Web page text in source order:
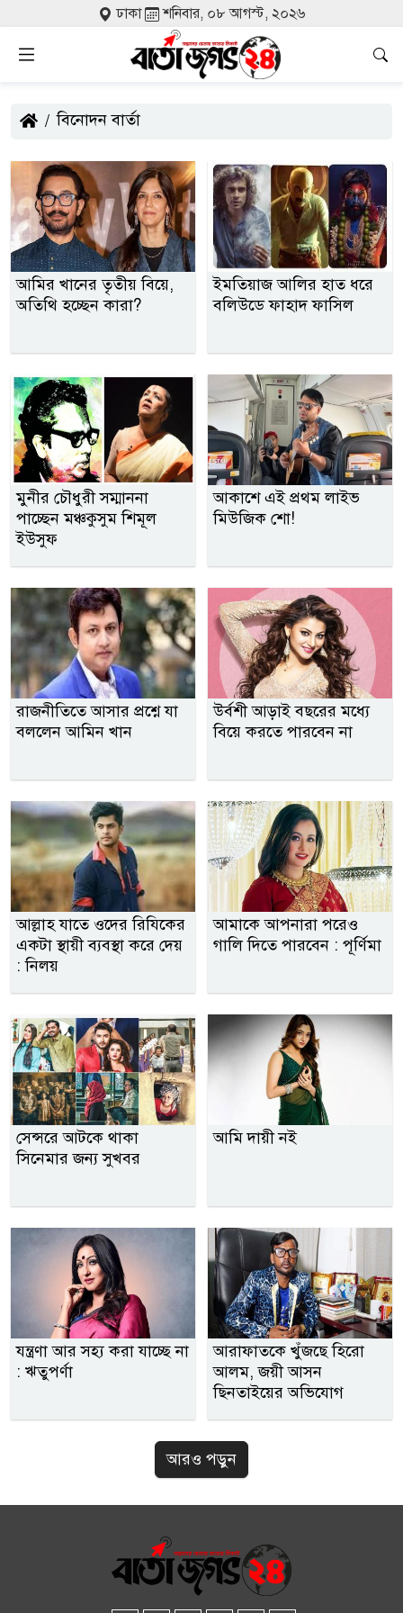
ঢাকা শনিবার, ০৮ আগস্ট, ২০২৬
বিনোদন বার্তা
আমির খানের তৃতীয় বিয়ে,
অতিথি হচ্ছেন কারা?
ইমতিয়াজ আলির হাত ধরে
বলিউডে ফাহাদ ফাসিল
মুনীর চৌধুরী সম্মাননা
পাচ্ছেন মঞ্চকুসুম শিমূল
ইউসুফ
আকাশে এই প্রথম লাইভ
মিউজিক শো!
রাজনীতিতে আসার প্রশ্নে যা
বললেন আমিন খান
উর্বশী আড়াই বছরের মধ্যে
বিয়ে করতে পারবেন না
আল্লাহ যাতে ওদের রিযিকের
একটা স্থায়ী ব্যবস্থা করে দেয়
: নিলয়
আমাকে আপনারা পরেও
গালি দিতে পারবেন : পূর্ণিমা
সেন্সরে আটকে থাকা
সিনেমার জন্য সুখবর
আমি দায়ী নই
যন্ত্রণা আর সহ্য করা যাচ্ছে না
: ঋতুপর্ণা
আরাফাতকে খুঁজছে হিরো
আলম, জয়ী আসন
ছিনতাইয়ের অভিযোগ
আরও পড়ুন